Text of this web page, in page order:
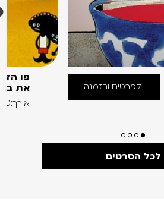
לפרטים והזמנה
פו
את
אורך:60 דקות
לכל הסרטים